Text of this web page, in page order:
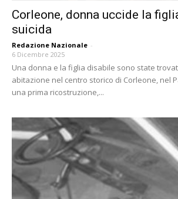
Corleone, donna uccide la
suicida
Redazione Nazionale -
6 Dicembre 2025
Una donna e la figlia disabile sono state
abitazione nel centro storico di Corleone, nel
una prima ricostruzione,...